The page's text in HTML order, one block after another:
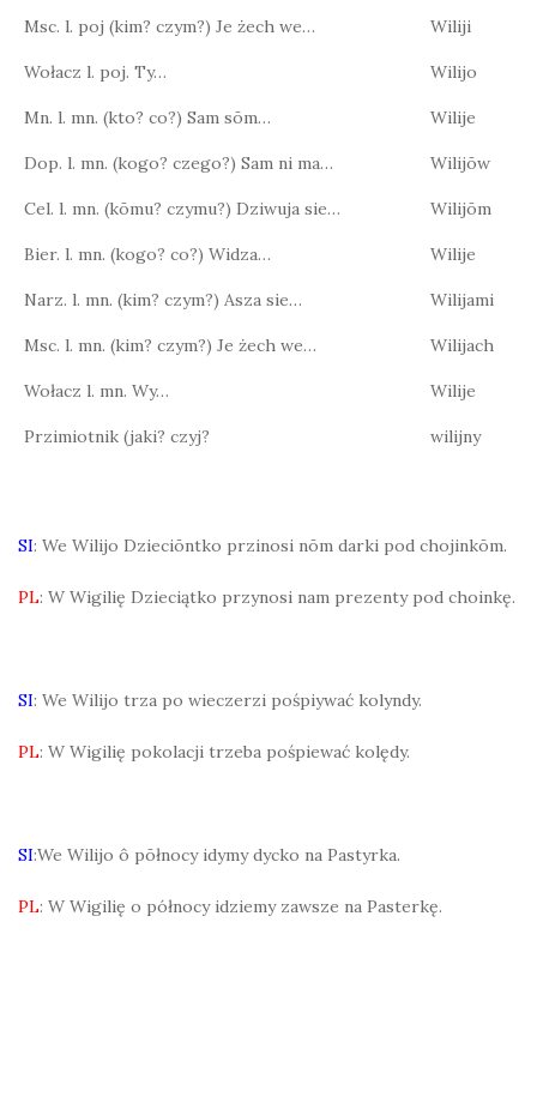
Msc. l. poj (kim? czym?) Je żech we… Wiliji
Wołacz l. poj. Ty… Wilijo
Mn. l. mn. (kto? co?) Sam sōm… Wilije
Dop. l. mn. (kogo? czego?) Sam ni ma… Wilijōw
Cel. l. mn. (kōmu? czymu?) Dziwuja sie… Wilijōm
Bier. l. mn. (kogo? co?) Widza… Wilije
Narz. l. mn. (kim? czym?) Asza sie… Wilijami
Msc. l. mn. (kim? czym?) Je żech we… Wilijach
Wołacz l. mn. Wy… Wilije
Przimiotnik (jaki? czyj? wilijny
SI: We Wilijo Dzieciōntko przinosi nōm darki pod chojinkōm.
PL: W Wigilię Dzieciątko przynosi nam prezenty pod choinkę.
SI: We Wilijo trza po wieczerzi pośpiywać kolyndy.
PL: W Wigilię pokolacji trzeba pośpiewać kolędy.
SI:We Wilijo ô pōłnocy idymy dycko na Pastyrka.
PL: W Wigilię o północy idziemy zawsze na Pasterkę.